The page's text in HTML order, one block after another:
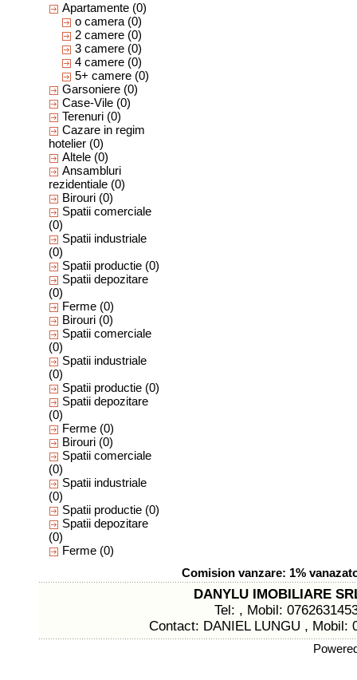
Apartamente (0)
o camera (0)
2 camere (0)
3 camere (0)
4 camere (0)
5+ camere (0)
Garsoniere (0)
Case-Vile (0)
Terenuri (0)
Cazare in regim
hotelier (0)
Altele (0)
Ansambluri
rezidentiale (0)
Birouri (0)
Spatii comerciale
(0)
Spatii industriale
(0)
Spatii productie (0)
Spatii depozitare
(0)
Ferme (0)
Birouri (0)
Spatii comerciale
(0)
Spatii industriale
(0)
Spatii productie (0)
Spatii depozitare
(0)
Ferme (0)
Birouri (0)
Spatii comerciale
(0)
Spatii industriale
(0)
Spatii productie (0)
Spatii depozitare
(0)
Ferme (0)
Comision vanzare: 1%
DANYLU IMOBILIARE
Tel: , Mobil:
Contact: DANIEL LUNGU , Mobil: